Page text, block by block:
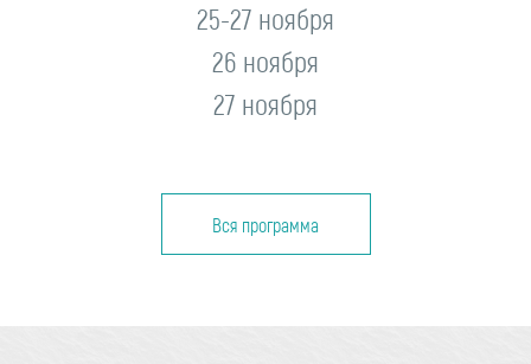
25-27 ноября
26 ноября
27 ноября
Вся программа